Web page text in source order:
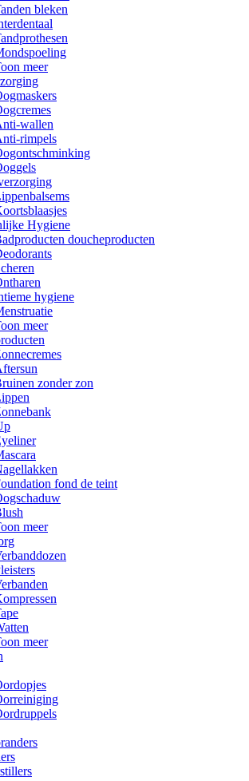
bleken
meer
wallen
rimpels
Hygiene
doucheproducten
hygiene
meer
zonder zon
fond de teint
meer
meer